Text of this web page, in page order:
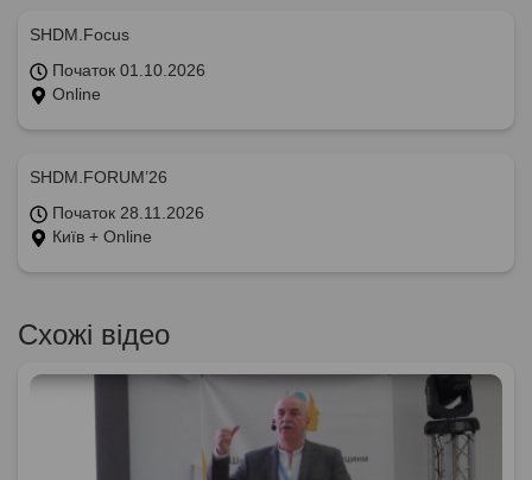
SHDM.Focus
Початок 01.10.2026
Online
SHDM.FORUM’26
Початок 28.11.2026
Київ + Online
Схожі відео